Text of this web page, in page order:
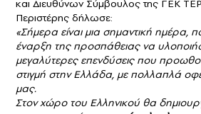
και Διευθύνων Σύμβουλος της ΓΕΚ
Περιστέρης δήλωσε:
«Σήμερα είναι μια σημαντική ημέρα,
έναρξη της προσπάθειας να
μεγαλύτερες επενδύσεις που
στιγμή στην Ελλάδα, με πολλαπλά
μας.
Στον χώρο του Ελληνικού θα